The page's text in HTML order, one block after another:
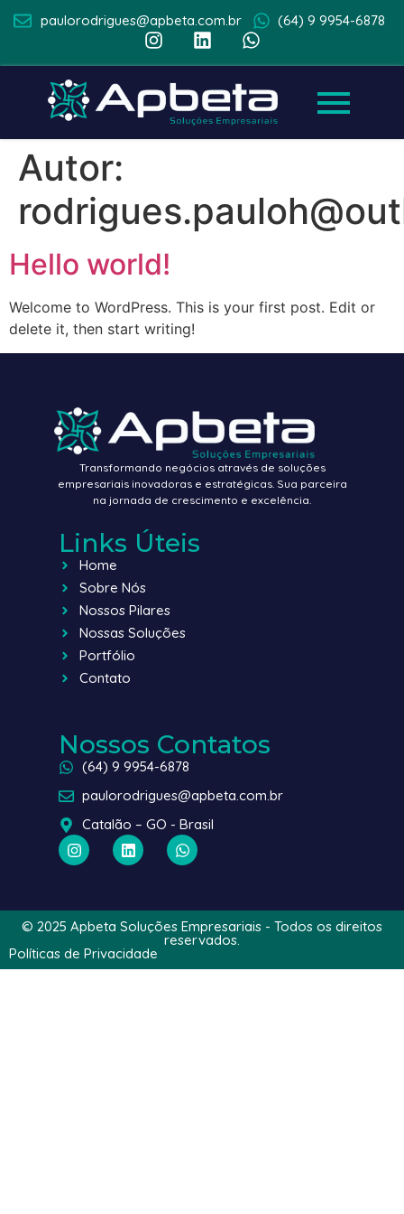
paulorodrigues@apbeta.com.br (64) 9 9954-6878
Autor:
Hello world!
Welcome to WordPress. This is your first post. Edit or
delete it, then start writing!
Transformando negócios através de soluções
empresariais inovadoras e estratégicas. Sua parceira
na jornada de crescimento e excelência.
Links Úteis
Home
Sobre Nós
Nossos Pilares
Nossas Soluções
Portfólio
Contato
Nossos Contatos
(64) 9 9954-6878
paulorodrigues@apbeta.com.br
Catalão – GO - Brasil
© 2025 Apbeta Soluções Empresariais - Todos os direitos
reservados.
Políticas de Privacidade